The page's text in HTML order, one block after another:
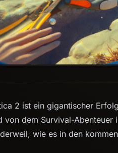
2 ist ein gigantischer
von dem Survival-Abenteuer
wie es in den